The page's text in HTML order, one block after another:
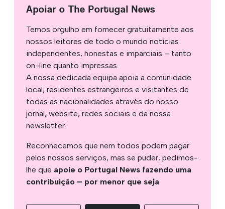
Apoiar o The Portugal News
Temos orgulho em fornecer gratuitamente aos
nossos leitores de todo o mundo notícias
independentes, honestas e imparciais – tanto
on-line quanto impressas.
A nossa dedicada equipa apoia a comunidade
local, residentes estrangeiros e visitantes de
todas as nacionalidades através do nosso
jornal, website, redes sociais e da nossa
newsletter.
Reconhecemos que nem todos podem pagar
pelos nossos serviços, mas se puder, pedimos-
lhe que apoie o Portugal News fazendo uma
contribuição – por menor que seja.